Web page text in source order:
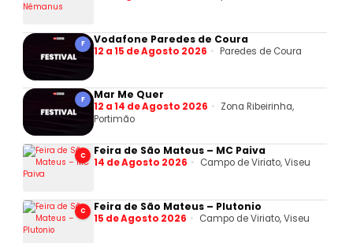
F Vodafone Paredes de Coura
12 a 15 de Agosto 2026 Paredes de Coura
F Mar Me Quer
12 a 14 de Agosto 2026
Zona Ribeirinha,
Portimão
C Feira de São Mateus – MC Paiva
14 de Agosto 2026 Campo de Viriato, Viseu
C Feira de São Mateus – Plutonio
15 de Agosto 2026 Campo de Viriato, Viseu